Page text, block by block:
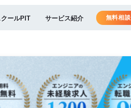
ールPIT サービス紹介 無料相談